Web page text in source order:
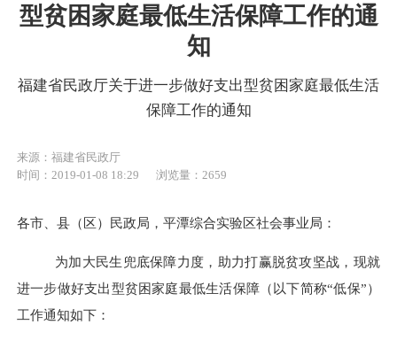
型贫困家庭最低生活保障工作的通
知
福建省民政厅关于进一步做好支出型贫困家庭最低生活
保障工作的通知
来源：福建省民政厅
时间：2019-01-08 18:29
浏览量：2659
各市、县（区）民政局，平潭综合实验区社会事业局：
为加大民生兜底保障力度，助力打赢脱贫攻坚战，现就
进一步做好支出型贫困家庭最低生活保障（以下简称“低保”）
工作通知如下：